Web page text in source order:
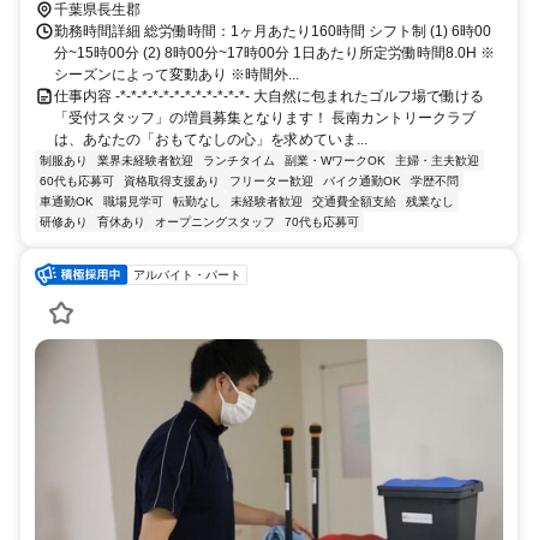
千葉県長生郡
勤務時間詳細 総労働時間：1ヶ月あたり160時間 シフト制 (1) 6時00
分~15時00分 (2) 8時00分~17時00分 1日あたり所定労働時間8.0H ※
シーズンによって変動あり ※時間外...
仕事内容 -*-*-*-*-*-*-*-*-*-*-*-*- 大自然に包まれたゴルフ場で働ける
「受付スタッフ」の増員募集となります！ 長南カントリークラブ
は、あなたの「おもてなしの心」を求めていま...
制服あり 業界未経験者歓迎 ランチタイム 副業・WワークOK
主婦・主夫歓迎
60代も応募可
資格取得支援あり フリーター歓迎 バイク通勤OK
学歴不問
車通勤OK
職場見学可 転勤なし 未経験者歓迎 交通費全額支給
残業なし
研修あり
育休あり オープニングスタッフ 70代も応募可
アルバイト・パート